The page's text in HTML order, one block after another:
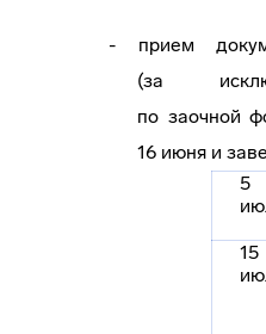
- прием
(за
по заочной
16 июня и
5
15